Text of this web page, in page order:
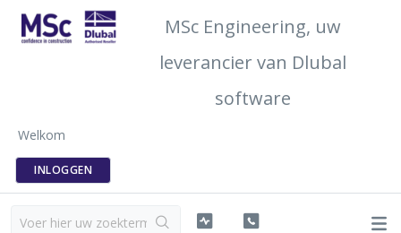
MSc Engineering, uw
leverancier van Dlubal
software
Welkom
INLOGGEN